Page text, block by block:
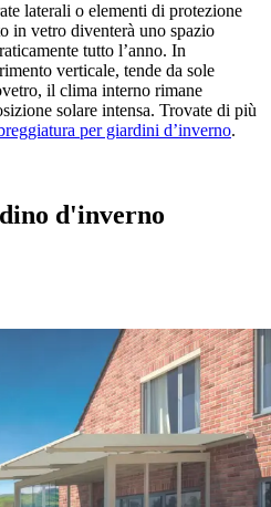
laterali o elementi di protezione
in vetro diventerà uno spazio
tutto l’anno. In
verticale, tende da sole
il clima interno rimane
solare intensa. Trovate di più
per giardini d’inverno.
d'inverno